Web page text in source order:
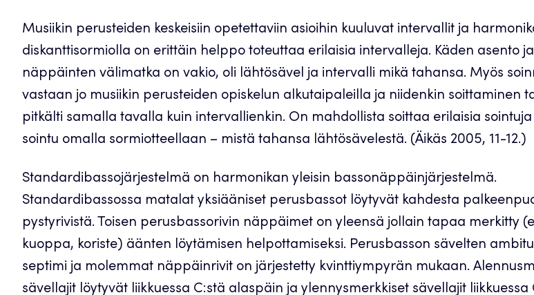
Musiikin perusteiden keskeisiin opetettaviin asioihin kuuluvat intervallit ja
diskanttisormiolla on erittäin helppo toteuttaa erilaisia intervalleja. Käden asento ja
näppäinten välimatka on vakio, oli lähtösävel ja intervalli mikä tahansa. Myös
vastaan jo musiikin perusteiden opiskelun alkutaipaleilla ja niidenkin soittaminen
pitkälti samalla tavalla kuin intervallienkin. On mahdollista soittaa erilaisia sointuja
sointu omalla sormiotteellaan – mistä tahansa lähtösävelestä. (Äikäs 2005, 11-12.)
Standardibassojärjestelmä on harmonikan yleisin bassonäppäinjärjestelmä.
Standardibassossa matalat yksiääniset perusbassot löytyvät kahdesta
pystyrivistä. Toisen perusbassorivin näppäimet on yleensä jollain tapaa merkitty
kuoppa, koriste) äänten löytämisen helpottamiseksi. Perusbasson sävelten
septimi ja molemmat näppäinrivit on järjestetty kvinttiympyrän mukaan.
sävellajit löytyvät liikkuessa C:stä alaspäin ja ylennysmerkkiset sävellajit liikkuessa